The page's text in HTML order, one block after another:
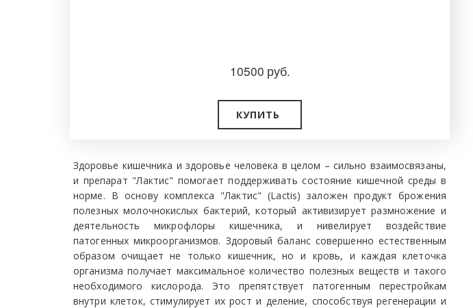
10500 руб.
КУПИТЬ
Здоровье кишечника и здоровье человека в целом – сильно взаимосвязаны,
и препарат "Лактис" помогает поддерживать состояние кишечной среды в
норме. В основу комплекса "Лактис" (Lactis) заложен продукт брожения
полезных молочнокислых бактерий, который активизирует размножение и
деятельность микрофлоры кишечника, и нивелирует воздействие
патогенных микроорганизмов. Здоровый баланс совершенно естественным
образом очищает не только кишечник, но и кровь, и каждая клеточка
организма получает максимальное количество полезных веществ и такого
необходимого кислорода. Это препятствует патогенным перестройкам
внутри клеток, стимулирует их рост и деление, способствуя регенерации и